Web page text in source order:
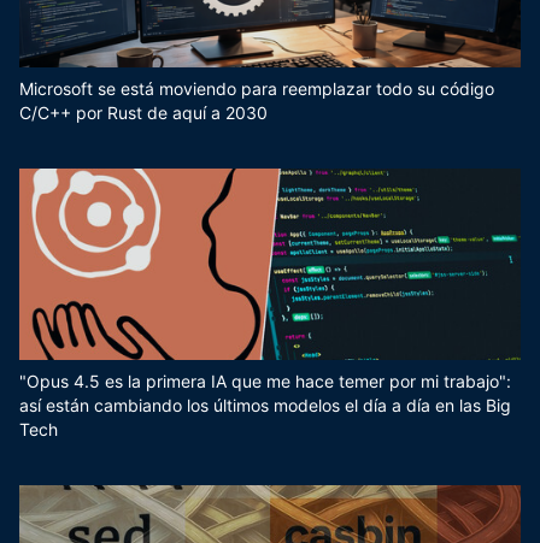
Microsoft se está moviendo para reemplazar todo su código
C/C++ por Rust de aquí a 2030
"Opus 4.5 es la primera IA que me hace temer por mi trabajo":
así están cambiando los últimos modelos el día a día en las Big
Tech